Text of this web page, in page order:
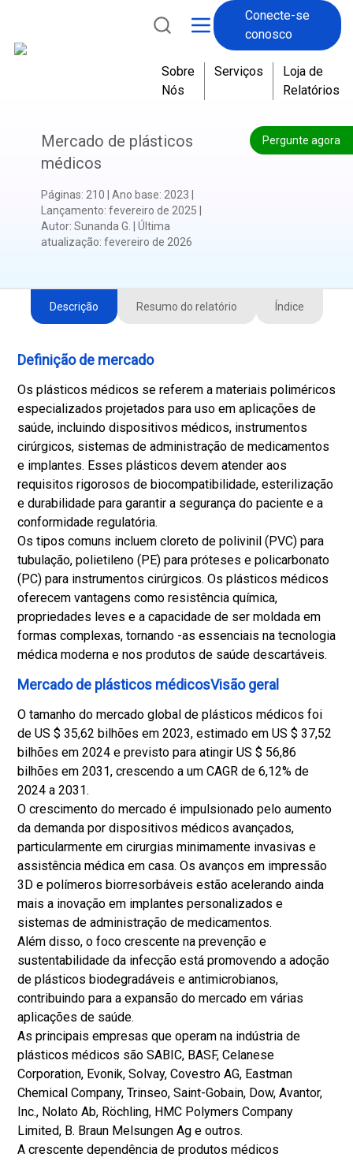
Conecte-se
conosco
Sobre
Nós
Serviços
Loja de
Relatórios
Pergunte agora
Mercado de plásticos
médicos
Páginas: 210 Ano base: 2023
Lançamento: fevereiro de 2025
Autor: Sunanda G.
Última
atualização: fevereiro de 2026
Descrição Resumo do relatório Índice
Definição de mercado
Os plásticos médicos se referem a materiais poliméricos
especializados projetados para uso em aplicações de
saúde, incluindo dispositivos médicos, instrumentos
cirúrgicos, sistemas de administração de medicamentos
e implantes. Esses plásticos devem atender aos
requisitos rigorosos de biocompatibilidade, esterilização
e durabilidade para garantir a segurança do paciente e a
conformidade regulatória.
Os tipos comuns incluem cloreto de polivinil (PVC) para
tubulação, polietileno (PE) para próteses e policarbonato
(PC) para instrumentos cirúrgicos. Os plásticos médicos
oferecem vantagens como resistência química,
propriedades leves e a capacidade de ser moldada em
formas complexas, tornando -as essenciais na tecnologia
médica moderna e nos produtos de saúde descartáveis.
Mercado de plásticos médicosVisão geral
O tamanho do mercado global de plásticos médicos foi
de US $ 35,62 bilhões em 2023, estimado em US $ 37,52
bilhões em 2024 e previsto para atingir US $ 56,86
bilhões em 2031, crescendo a um CAGR de 6,12% de
2024 a 2031.
O crescimento do mercado é impulsionado pelo aumento
da demanda por dispositivos médicos avançados,
particularmente em cirurgias minimamente invasivas e
assistência médica em casa. Os avanços em impressão
3D e polímeros biorresorbáveis estão acelerando ainda
mais a inovação em implantes personalizados e
sistemas de administração de medicamentos.
Além disso, o foco crescente na prevenção e
sustentabilidade da infecção está promovendo a adoção
de plásticos biodegradáveis e antimicrobianos,
contribuindo para a expansão do mercado em várias
aplicações de saúde.
As principais empresas que operam na indústria de
plásticos médicos são SABIC, BASF, Celanese
Corporation, Evonik, Solvay, Covestro AG, Eastman
Chemical Company, Trinseo, Saint-Gobain, Dow, Avantor,
Inc., Nolato Ab, Röchling, HMC Polymers Company
Limited, B. Braun Melsungen Ag e outros.
A crescente dependência de produtos médicos